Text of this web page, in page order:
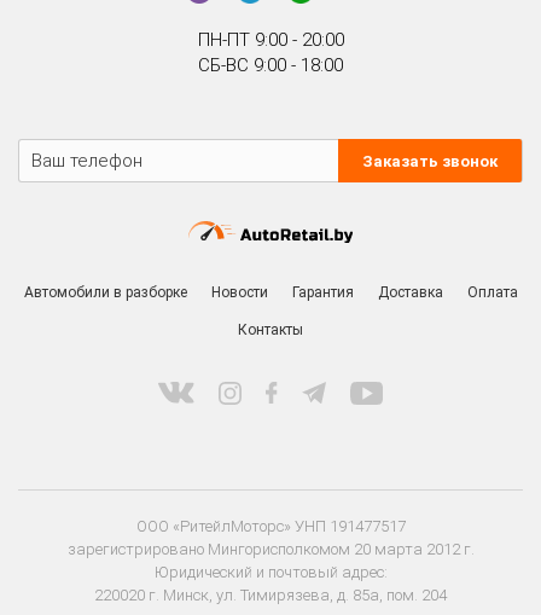
ПН-ПТ 9:00 - 20:00
СБ-ВС 9:00 - 18:00
Заказать звонок
Автомобили в разборке Новости Гарантия Доставка Оплата
Контакты
ООО «РитейлМоторс» УНП 191477517
зарегистрировано Мингорисполкомом 20 марта 2012 г.
Юридический и почтовый адрес:
220020 г. Минск, ул. Тимирязева, д. 85а, пом. 204